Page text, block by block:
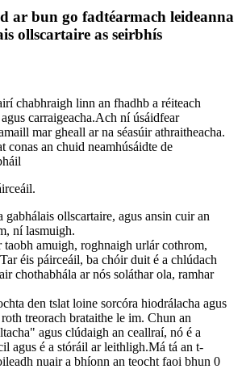
ar bun go fadtéarmach leideanna
ollscartaire as seirbhís
chabhraigh linn an fhadhb a réiteach
carraigeacha.Ach ní úsáidfear
mar gheall ar na séasúir athraitheacha.
conas an chuid neamhúsáidte de
gabhálais ollscartaire, agus ansin cuir an
ní lasmuigh.
taobh amuigh, roghnaigh urlár cothrom,
éis páirceáil, ba chóir duit é a chlúdach
chothabhála ar nós soláthar ola, ramhar
den tslat loine sorcóra hiodrálacha agus
treorach brataithe le im. Chun an
agus clúdaigh an ceallraí, nó é a
agus é a stóráil ar leithligh.Má tá an t-
nuair a bhíonn an teocht faoi bhun 0